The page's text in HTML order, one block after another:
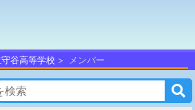
谷高等学校 メンバー